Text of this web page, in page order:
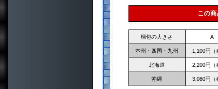
この
梱包の大きさ A
本州・四国・九州 1,100円（
北海道 2,200円（
沖縄 3,080円（